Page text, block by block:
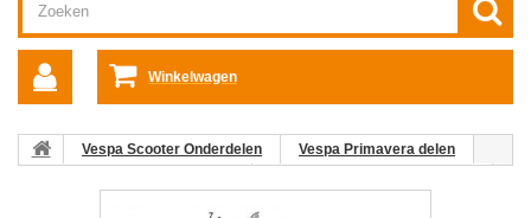
Winkelwagen
Vespa Scooter Onderdelen
Vespa Primavera delen